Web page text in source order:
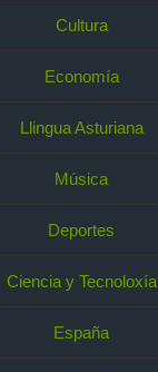
Cultura
Economía
Llingua Asturiana
Música
Deportes
Ciencia y Tecnoloxía
España